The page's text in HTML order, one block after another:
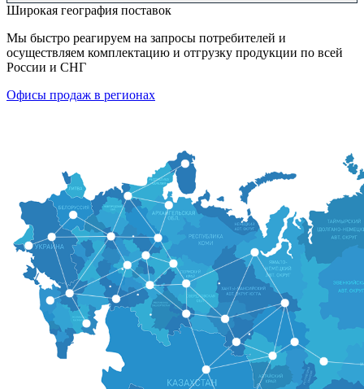
Широкая география поставок
Мы быстро реагируем на запросы потребителей и
осуществляем комплектацию и отгрузку продукции по всей
России и СНГ
Офисы продаж в регионах